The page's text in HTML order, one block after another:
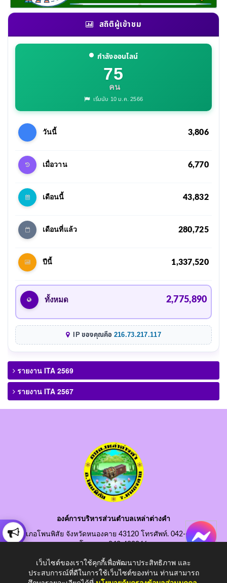
สถิติผู้เข้าชม
กำลังออนไลน์
75
คน
เริ่มนับ 10 ม.ค. 2566
วันนี้ 3,806
เมื่อวาน 6,770
เดือนนี้ 43,832
เดือนที่แล้ว 280,725
ปีนี้ 1,337,520
ทั้งหมด 2,775,890
IP ของคุณคือ 216.73.217.117
รายงาน ITA 2569
รายงาน ITA 2567
องค์การบริหารส่วนตำบลเหล่าต่างคำ
อำเภอโพนพิสัย จังหวัดหนองคาย 43120 โทรศัพท์. 042-490845
โทรสาร. 042-490846
อีเมลกลาง. saraban@laotangkham.go.th
เว็บไซต์ของเราใช้คุกกี้เพื่อพัฒนาประสิทธิภาพ และ
ประสบการณ์ที่ดีในการใช้เว็บไซต์ของท่าน ท่านสามารถ